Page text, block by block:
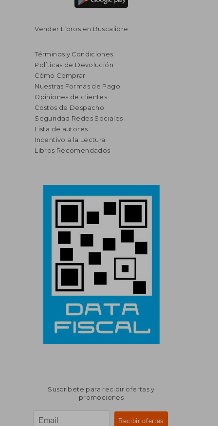
Vender Libros en Buscalibre
Términos y Condiciones
Políticas de Devolución
Cómo Comprar
Nuestras Formas de Pago
Opiniones de clientes
Costos de Despacho
Seguridad Redes Sociales
Lista de autores
Incentivo a la Lectura
Libros Recomendados
Suscríbete para recibir ofertas y
promociones